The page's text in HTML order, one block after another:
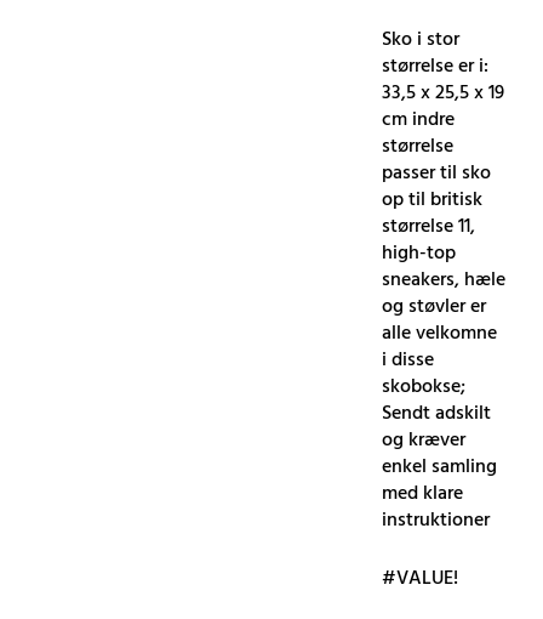
Sko i stor
størrelse er i:
33,5 x 25,5 x 19
cm indre
størrelse
passer til sko
op til britisk
størrelse 11,
high-top
sneakers, hæle
og støvler er
alle velkomne
i disse
skobokse;
Sendt adskilt
og kræver
enkel samling
med klare
instruktioner
#VALUE!